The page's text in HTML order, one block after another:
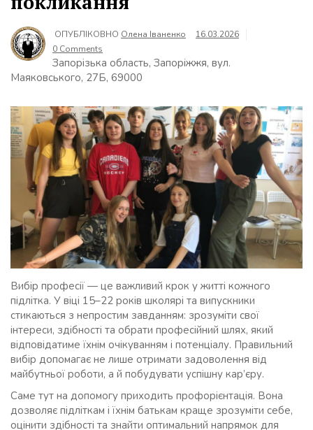
ОПУБЛІКОВНО Олена Іваненко
16.03.2026
0 Comments
Запорізька область, Запоріжжя, вул.
Маяковського, 27Б, 69000
Вибір професії — це важливий крок у житті кожного
підлітка. У віці 15–22 років школярі та випускники
стикаються з непростим завданням: зрозуміти свої
інтереси, здібності та обрати професійний шлях, який
відповідатиме їхнім очікуванням і потенціалу. Правильний
вибір допомагає не лише отримати задоволення від
майбутньої роботи, а й побудувати успішну кар’єру.
Саме тут на допомогу приходить профорієнтація. Вона
дозволяє підліткам і їхнім батькам краще зрозуміти себе,
оцінити здібності та знайти оптимальний напрямок для